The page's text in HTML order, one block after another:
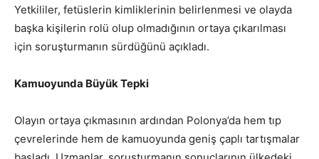
Yetkililer, fetüslerin kimliklerinin belirlenmesi ve olayda
başka kişilerin rolü olup olmadığının ortaya çıkarılması
için soruşturmanın sürdüğünü açıkladı.
Kamuoyunda Büyük Tepki
Olayın ortaya çıkmasının ardından Polonya’da hem tıp
çevrelerinde hem de kamuoyunda geniş çaplı tartışmalar